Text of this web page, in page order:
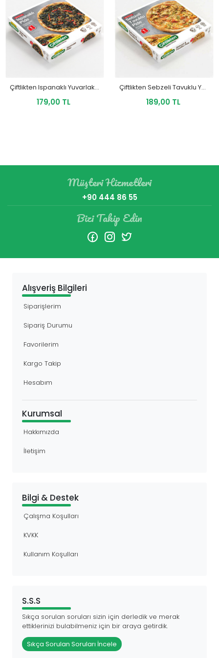
Çiftlikten Ispanaklı Yuvarlak Pide 290 Gr
179,00 TL
Çiftlikten Sebzeli Tavuklu Yuvarlak Pide 320 Gr
189,00 TL
Müşteri Hizmetleri
+90 444 86 55
Bizi Takip Edin
Alışveriş Bilgileri
Siparişlerim
Sipariş Durumu
Favorilerim
Kargo Takip
Hesabım
Kurumsal
Hakkımızda
İletişim
Bilgi & Destek
Çalışma Koşulları
KVKK
Kullanım Koşulları
S.S.S
Sıkça sorulan soruları sizin için derledik ve merak
ettiklerinizi bulabilmeniz için bir araya getirdik.
Sıkça Sorulan Soruları İncele